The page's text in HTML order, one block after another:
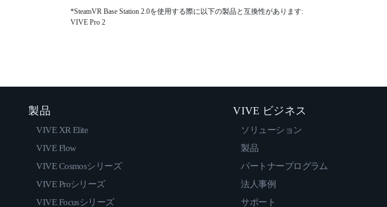
*SteamVR Base Station 2.0を使用する際に以下の製品と互換性があります:
VIVE Pro 2
製品
VIVE XR Elite
VIVE Flow
VIVE Cosmosシリーズ
VIVE Proシリーズ
VIVE Focusシリーズ
VIVE ビジネス
ソリューション
製品
パートナープログラム
法人事例
サポート